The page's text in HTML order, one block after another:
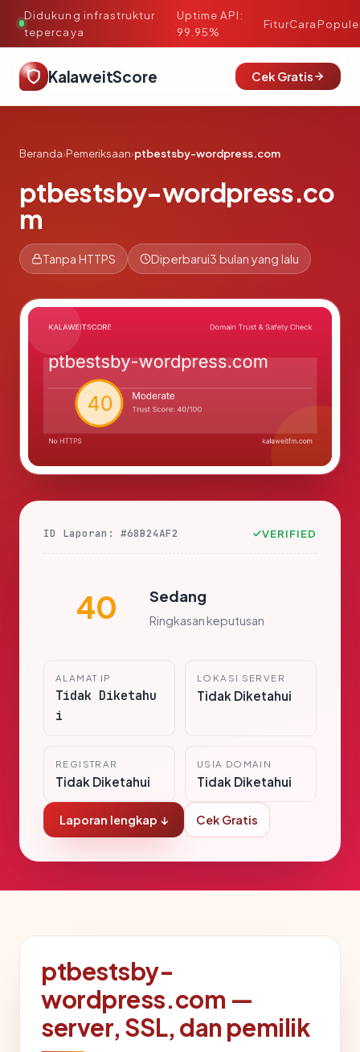
Didukung infrastruktur
tepercaya
·
Uptime API:
99.95%
FiturCara
KalaweitScore Cek Gratis
Beranda›Pemeriksaan›ptbestsby-wordpress.com
ptbestsby-wordpress.co
m
Tanpa HTTPS Diperbarui3 bulan yang lalu
ID Laporan: #68B24AF2 VERIFIED
40 Sedang
Ringkasan keputusan
ALAMAT IP
Tidak Diketahu
i
LOKASI SERVER
Tidak Diketahui
REGISTRAR
Tidak Diketahui
USIA DOMAIN
Tidak Diketahui
Laporan lengkap ↓ Cek Gratis
ptbestsby-
wordpress.com —
server, SSL, dan pemilik